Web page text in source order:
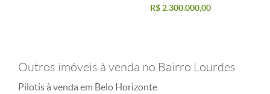
R$ 2.300.000,00
Outros imóveis à venda no Bairro Lourdes
Pilotis à venda em Belo Horizonte